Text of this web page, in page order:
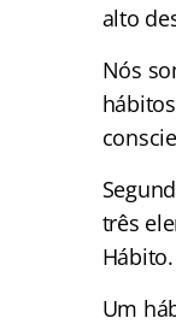
alto
Nós
três
Hábito.
Um